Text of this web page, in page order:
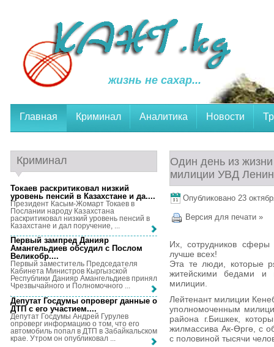
жизнь не сахар...
Главная Криминал Аналитика Новости
Один день из жизни
милиции УВД
Опубликовано 23
Версия для печати »
Их, сотрудников сферы
лучше всех!
Эта те люди, которые
житейскими бедами и
милиции.
Лейтенант милиции
уполномоченным
района г.Бишкек,
жилмассива Ак-Өргө, с
с половиной тысячи
Криминал
Токаев раскритиковал низкий
уровень пенсий в Казахстане и да....
Президент Касым-Жомарт Токаев в
Послании народу Казахстана
раскритиковал низкий уровень пенсий в
Казахстане и дал поручение, ...
Первый зампред Данияр
Амангельдиев обсудил с Послом
Великобр....
Первый заместитель Председателя
Кабинета Министров Кыргызской
Республики Данияр Амангельдиев принял
Чрезвычайного и Полномочного ...
Депутат Госдумы опроверг данные о
ДТП с его участием....
Депутат Госдумы Андрей Гурулев
опроверг информацию о том, что его
автомобиль попал в ДТП в Забайкальском
крае. Утром он опубликовал ...